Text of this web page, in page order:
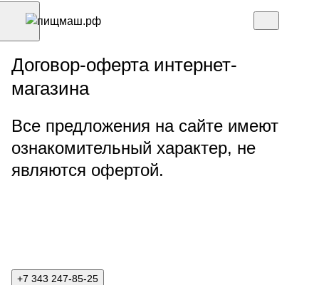
Договор-оферта интернет-
магазина
Все предложения на сайте имеют
ознакомительный характер, не
являются офертой.
+7 343 247-85-25